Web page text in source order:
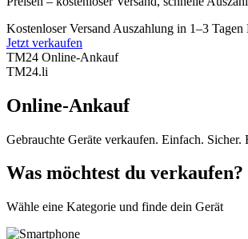
Kostenloser Versand Auszahlung in 1–3 Tagen
Jetzt verkaufen
TM24 Online-Ankauf
TM24.li
Online-Ankauf
Gebrauchte Geräte verkaufen. Einfach. Sicher.
Was möchtest du verkaufen?
Wähle eine Kategorie und finde dein Gerät